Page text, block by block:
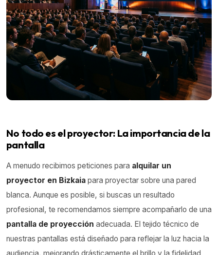
No todo es el proyector: La importancia de la
pantalla
A menudo recibimos peticiones para alquilar un
proyector en Bizkaiapara proyectar sobre una pared
blanca. Aunque es posible, si buscas un resultado
profesional, te recomendamos siempre acompañarlo de una
pantalla de proyección adecuada. El tejido técnico de
nuestras pantallas está diseñado para reflejar la luz hacia la
audiencia, mejorando drásticamente el brillo y la fidelidad